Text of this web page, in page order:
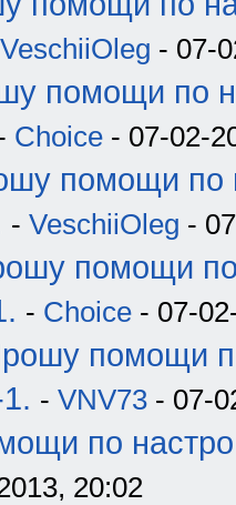
VeschiiOleg - 07-
помощи по
Choice - 07-02-
помощи по
- VeschiiOleg -
помощи
- Choice - 07-
помощи
- VNV73 - 07-
по
20:02